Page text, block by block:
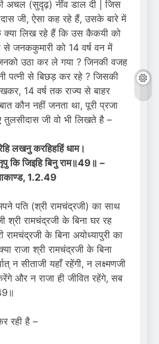
अचल (सुदृढ़) नींव डाल दी | जिस
जी, ऐसा कह रहे हैं, उसके बारे में
लिख रहे हैं कि उस कैकयी को
जनककुमारी को 14 वर्ष वन में
उठा कर ले गया ? जिनकी वजह
पत्नी से बिछड़ कर रहे ? जिसकी
14 वर्ष तक राज्य से बाहर
कौन नहीं जनता था, पूरी प्रजा
तुलसीदास जी वो भी लिखते है –
लखनु करहिहहिं धाम।
कि जिइहि बिनु राम॥49॥ –
1.2.49
पति (श्री रामचंद्रजी) का साथ
श्री रामचंद्रजी के बिना घर रह
के बिना अयोध्यापुरी का
राजा श्री रामचंद्रजी के बिना
न सीताजी यहाँ रहेंगी, न लक्ष्मणजी
और न राजा ही जीवित रहेंगे, सब
रही है –